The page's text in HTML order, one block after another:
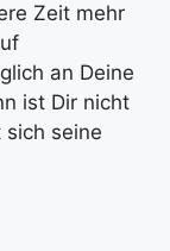
Zeit mehr
an Deine
ist Dir nicht
seine